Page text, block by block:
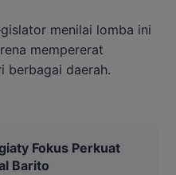
menilai lomba ini
mempererat
berbagai daerah.
Fokus Perkuat
Barito